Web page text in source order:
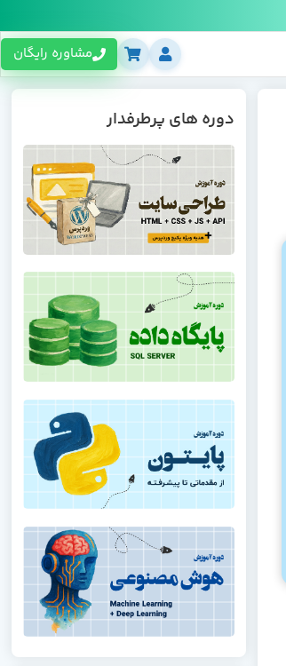
مشاوره رایگان
دوره های پرطرفدار